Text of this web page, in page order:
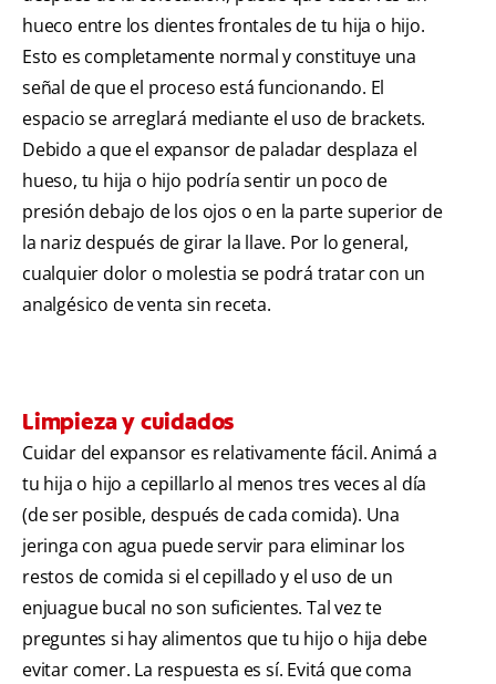
hueco entre los dientes frontales de tu hija o hijo.
Esto es completamente normal y constituye una
señal de que el proceso está funcionando. El
espacio se arreglará mediante el uso de brackets.
Debido a que el expansor de paladar desplaza el
hueso, tu hija o hijo podría sentir un poco de
presión debajo de los ojos o en la parte superior de
la nariz después de girar la llave. Por lo general,
cualquier dolor o molestia se podrá tratar con un
analgésico de venta sin receta.
Limpieza y cuidados
Cuidar del expansor es relativamente fácil. Animá a
tu hija o hijo a cepillarlo al menos tres veces al día
(de ser posible, después de cada comida). Una
jeringa con agua puede servir para eliminar los
restos de comida si el cepillado y el uso de un
enjuague bucal no son suficientes. Tal vez te
preguntes si hay alimentos que tu hijo o hija debe
evitar comer. La respuesta es sí. Evitá que coma